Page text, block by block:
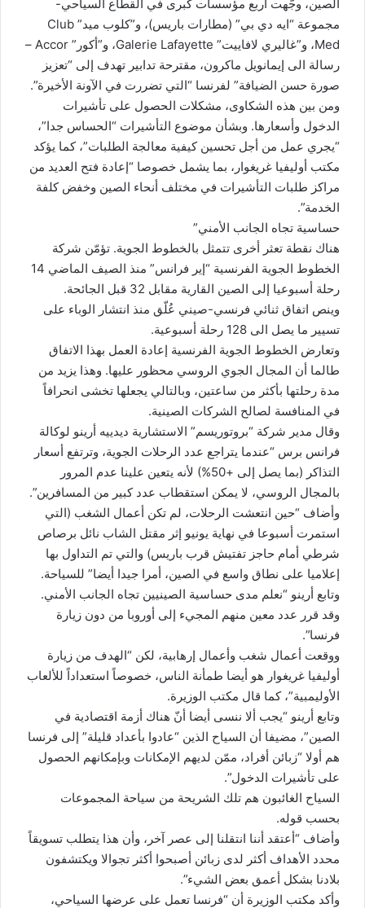
الصين، وجّهت أربع مؤسسات كبرى في القطاع السياحي-
مجموعة “ايه دي بي” (مطارات باريس)، و”كلوب ميد” Club
Med، و”غاليري لافاييت” Galerie Lafayette، و”أكور” Accor –
رسالة الى إيمانويل ماكرون، مقترحة تدابير تهدف إلى “تعزيز
صورة حسن الضيافة” لفرنسا “التي تضررت في الآونة الأخيرة”.
ومن بين هذه الشكاوى، مشكلات الحصول على تأشيرات
الدخول وأسعارها. وبشأن موضوع التأشيرات “الحساس جدا”،
“يجري عمل من أجل تحسين كيفية معالجة الطلبات”، كما يؤكد
مكتب أوليفيا غريغوار، بما يشمل خصوصا “إعادة فتح العديد من
مراكز طلبات التأشيرات في مختلف أنحاء الصين وخفض كلفة
الخدمة”.
حساسية تجاه الجانب الأمني”
هناك نقطة تعثر أخرى تتمثل بالخطوط الجوية. تؤمّن شركة
الخطوط الجوية الفرنسية “إير فرانس” منذ الصيف الماضي 14
رحلة أسبوعيا إلى الصين القارية مقابل 32 قبل الجائحة.
وينص اتفاق ثنائي فرنسي-صيني عُلّق منذ انتشار الوباء على
تسيير ما يصل الى 128 رحلة أسبوعية.
وتعارض الخطوط الجوية الفرنسية إعادة العمل بهذا الاتفاق
طالما أن المجال الجوي الروسي محظور عليها. وهذا يزيد من
مدة رحلتها بأكثر من ساعتين، وبالتالي يجعلها تخشى انحرافاً
في المنافسة لصالح الشركات الصينية.
وقال مدير شركة “بروتوريسم” الاستشارية ديدييه أرينو لوكالة
فرانس برس “عندما يتراجع عدد الرحلات الجوية، وترتفع أسعار
التذاكر (بما يصل إلى +50%) لأنه يتعين علينا عدم المرور
بالمجال الروسي، لا يمكن استقطاب عدد كبير من المسافرين”.
وأضاف “حين انتعشت الرحلات، لم تكن أعمال الشغب (التي
استمرت أسبوعا في نهاية يونيو إثر مقتل الشاب نائل برصاص
شرطي أمام حاجز تفتيش قرب باريس) والتي تم التداول بها
إعلاميا على نطاق واسع في الصين، أمرا جيدا أيضا” للسياحة.
وتابع أرينو “نعلم مدى حساسية الصينيين تجاه الجانب الأمني.
وقد قرر عدد معين منهم المجيء إلى أوروبا من دون زيارة
فرنسا”.
ووقعت أعمال شغب وأعمال إرهابية، لكن “الهدف من زيارة
أوليفيا غريغوار هو أيضا طمأنة الناس، خصوصاً استعداداً للألعاب
الأوليمبية”، كما قال مكتب الوزيرة.
وتابع أرينو “يجب ألا ننسى أيضا أنّ هناك أزمة اقتصادية في
الصين”، مضيفا أن السياح الذين “عادوا بأعداد قليلة” إلى فرنسا
هم أولا “زبائن أفراد، ممّن لديهم الإمكانات وبإمكانهم الحصول
على تأشيرات الدخول”.
السياح الغائبون هم تلك الشريحة من سياحة المجموعات
بحسب قوله.
وأضاف “أعتقد أننا انتقلنا إلى عصر آخر، وأن هذا يتطلب تسويقاً
محدد الأهداف أكثر لدى زبائن أصبحوا أكثر تجوالا ويكتشفون
بلادنا بشكل أعمق بعض الشيء”.
وأكد مكتب الوزيرة أن “فرنسا تعمل على عرضها السياحي،